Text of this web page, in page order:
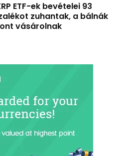
ETF-ek bevételei 93
zuhantak, a bálnák
vásárolnak